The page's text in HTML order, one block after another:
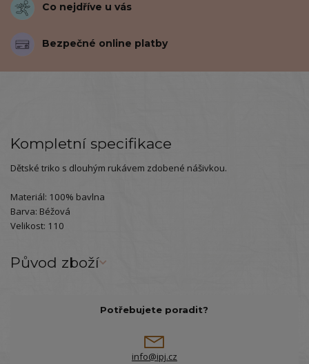
Co nejdříve u vás
Bezpečné online platby
Kompletní specifikace
Dětské triko s dlouhým rukávem zdobené nášivkou.
Materiál: 100% bavlna
Barva: Béžová
Velikost: 110
Původ zboží
Potřebujete poradit?
info@ipj.cz